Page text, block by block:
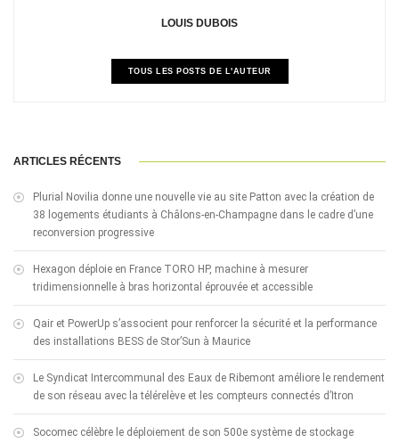
LOUIS DUBOIS
TOUS LES POSTS DE L'AUTEUR
ARTICLES RÉCENTS
Plurial Novilia donne une nouvelle vie au site Patton avec la création de
38 logements étudiants à Châlons-en-Champagne dans le cadre d’une
reconversion progressive
Hexagon déploie en France TORO HP, machine à mesurer
tridimensionnelle à bras horizontal éprouvée et accessible
Qair et PowerUp s’associent pour renforcer la sécurité et la performance
des installations BESS de Stor’Sun à Maurice
Le Syndicat Intercommunal des Eaux de Ribemont améliore le rendement
de son réseau avec la télérelève et les compteurs connectés d’Itron
Socomec célèbre le déploiement de son 500e système de stockage